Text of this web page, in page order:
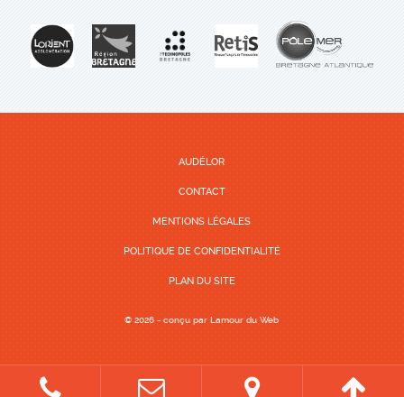
AUDÉLOR
CONTACT
MENTIONS LÉGALES
POLITIQUE DE CONFIDENTIALITÉ
PLAN DU SITE
© 2026 - conçu parLamour du Web